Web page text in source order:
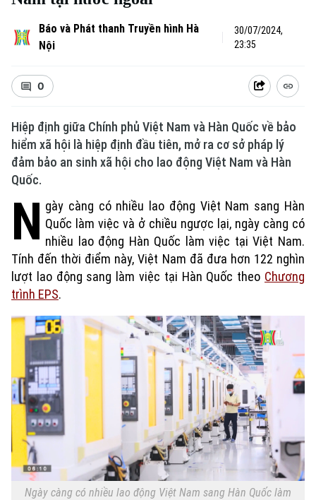
Báo và Phát thanh Truyền hình Hà
Nội
30/07/2024,
23:35
0
Hiệp định giữa Chính phủ Việt Nam và Hàn Quốc về bảo
hiểm xã hội là hiệp định đầu tiên, mở ra cơ sở pháp lý
đảm bảo an sinh xã hội cho lao động Việt Nam và Hàn
Quốc.
N gày càng có nhiều lao động Việt Nam sang Hàn
Quốc làm việc và ở chiều ngược lại, ngày càng có
nhiều lao động Hàn Quốc làm việc tại Việt Nam.
Tính đến thời điểm này, Việt Nam đã đưa hơn 122 nghìn
lượt lao động sang làm việc tại Hàn Quốc theo Chương
trình EPS.
Ngày càng có nhiều lao động Việt Nam sang Hàn Quốc làm